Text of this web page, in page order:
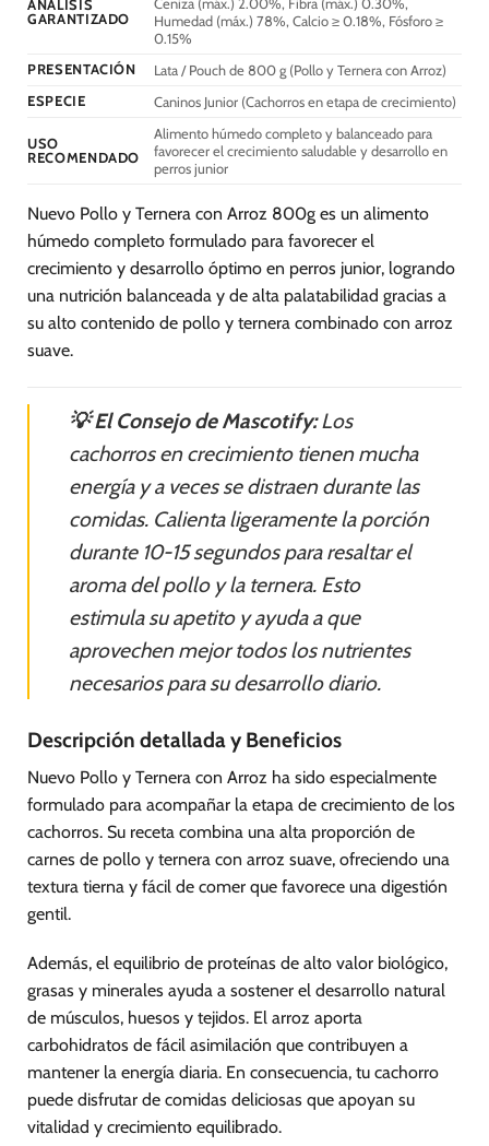
ANÁLISIS
GARANTIZADO
Humedad (máx.) 78%, Calcio ≥ 0.18%, Fósforo ≥
0.15%
PRESENTACIÓN
Lata / Pouch de 800 g (Pollo y Ternera con Arroz)
ESPECIE
Caninos Junior (Cachorros en etapa de crecimiento)
USO
RECOMENDADO
Alimento húmedo completo y balanceado para
favorecer el crecimiento saludable y desarrollo en
perros junior
Nuevo Pollo y Ternera con Arroz 800g es un alimento
húmedo completo formulado para favorecer el
crecimiento y desarrollo óptimo en perros junior, logrando
una nutrición balanceada y de alta palatabilidad gracias a
su alto contenido de pollo y ternera combinado con arroz
suave.
💡 El Consejo de Mascotify:Los
cachorros en crecimiento tienen mucha
energía y a veces se distraen durante las
comidas. Calienta ligeramente la porción
durante 10-15 segundos para resaltar el
aroma del pollo y la ternera. Esto
estimula su apetito y ayuda a que
aprovechen mejor todos los nutrientes
necesarios para su desarrollo diario.
Descripción detallada y Beneficios
Nuevo Pollo y Ternera con Arroz ha sido especialmente
formulado para acompañar la etapa de crecimiento de los
cachorros. Su receta combina una alta proporción de
carnes de pollo y ternera con arroz suave, ofreciendo una
textura tierna y fácil de comer que favorece una digestión
gentil.
Además, el equilibrio de proteínas de alto valor biológico,
grasas y minerales ayuda a sostener el desarrollo natural
de músculos, huesos y tejidos. El arroz aporta
carbohidratos de fácil asimilación que contribuyen a
mantener la energía diaria. En consecuencia, tu cachorro
puede disfrutar de comidas deliciosas que apoyan su
vitalidad y crecimiento equilibrado.